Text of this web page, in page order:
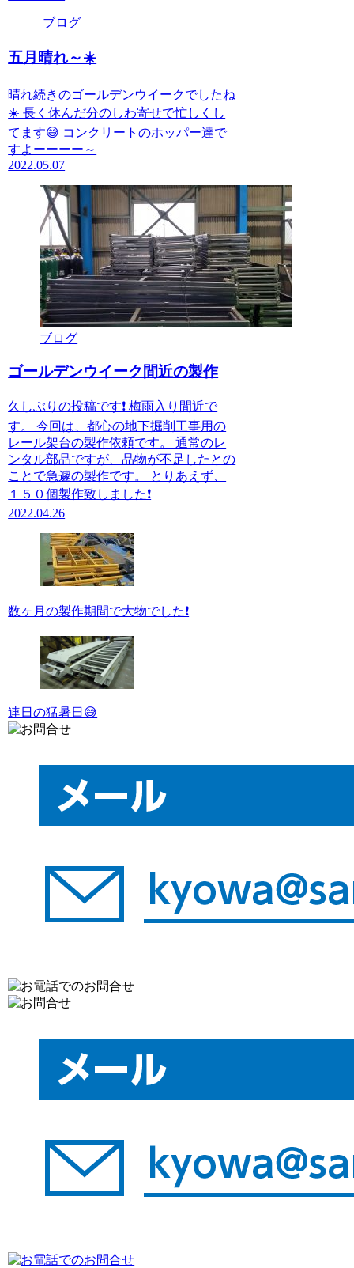
ブログ
五月晴れ～☀️
晴れ続きのゴールデンウイークでしたね
☀️ 長く休んだ分のしわ寄せで忙しくし
てます😅 コンクリートのホッパー達で
すよーーーー～
2022.05.07
ブログ
ゴールデンウイーク間近の製作
久しぶりの投稿です❗️ 梅雨入り間近で
す。 今回は、都心の地下掘削工事用の
レール架台の製作依頼です。 通常のレ
ンタル部品ですが、品物が不足したとの
ことで急遽の製作です。 とりあえず、
１５０個製作致しました❗️
2022.04.26
数ヶ月の製作期間で大物でした❗️
連日の猛暑日😅